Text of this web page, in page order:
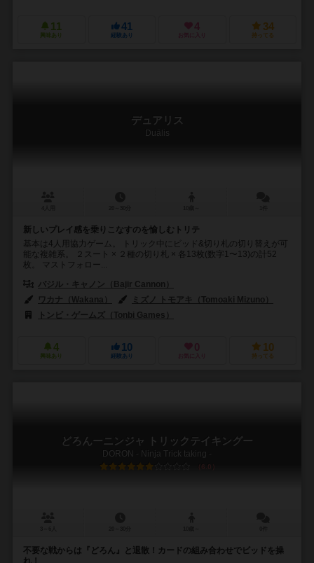
11
興味あり
41
経験あり
4
お気に入り
34
持ってる
デュアリス
Duālis
新しいプレイ感を乗りこなすのを愉しむトリテ
基本は4人用協力ゲーム。 トリック中にビッド&切り札の切り替えが可
能な複雑系。 ２スート × ２種の切り札 × 各13枚(数字1〜13)の計52
枚。 マストフォロー...
バジル・キャノン（Bajir Cannon）
ワカナ（Wakana）
ミズノ トモアキ（Tomoaki Mizuno）
トンビ・ゲームズ（Tonbi Games）
4
興味あり
10
経験あり
0
お気に入り
10
持ってる
どろんーニンジャ トリックテイキングー
DORON - Ninja Trick taking -
6.0
不要な戦からは『どろん』と退散！カードの組み合わせでビッドを操